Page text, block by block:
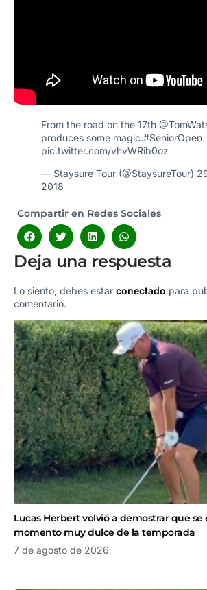
From the road on the 17th
produces some magic.#SeniorOpen
pic.twitter.com/vhvWRib0oz
— Staysure Tour (@StaysureTour)
2018
Compartir en Redes Sociales
Deja una respuesta
Lo siento, debes estar conectado para
comentario.
Lucas Herbert volvió a demostrar que
momento muy dulce de la temporada
7 de agosto de 2026